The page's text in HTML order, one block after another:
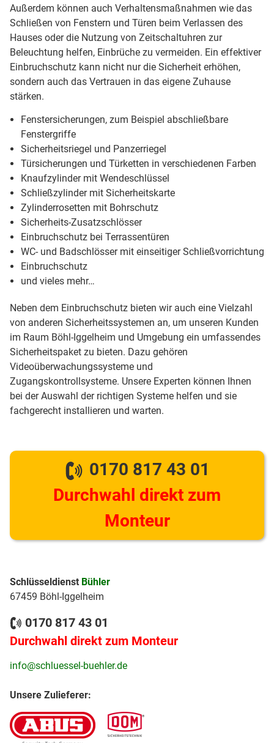
Außerdem können auch Verhaltensmaßnahmen wie das
Schließen von Fenstern und Türen beim Verlassen des
Hauses oder die Nutzung von Zeitschaltuhren zur
Beleuchtung helfen, Einbrüche zu vermeiden. Ein effektiver
Einbruchschutz kann nicht nur die Sicherheit erhöhen,
sondern auch das Vertrauen in das eigene Zuhause
stärken.
Fenstersicherungen, zum Beispiel abschließbare
Fenstergriffe
Sicherheitsriegel und Panzerriegel
Türsicherungen und Türketten in verschiedenen Farben
Knaufzylinder mit Wendeschlüssel
Schließzylinder mit Sicherheitskarte
Zylinderrosetten mit Bohrschutz
Sicherheits-Zusatzschlösser
Einbruchschutz bei Terrassentüren
WC- und Badschlösser mit einseitiger Schließvorrichtung
Einbruchschutz
und vieles mehr…
Neben dem Einbruchschutz bieten wir auch eine Vielzahl
von anderen Sicherheitssystemen an, um unseren Kunden
im Raum Böhl-Iggelheim und Umgebung ein umfassendes
Sicherheitspaket zu bieten. Dazu gehören
Videoüberwachungssysteme und
Zugangskontrollsysteme. Unsere Experten können Ihnen
bei der Auswahl der richtigen Systeme helfen und sie
fachgerecht installieren und warten.
0170 817 43 01
Durchwahl direkt zum
Monteur
Schlüsseldienst Bühler
67459 Böhl-Iggelheim
0170 817 43 01
Durchwahl direkt zum Monteur
info@schluessel-buehler.de
Unsere Zulieferer: